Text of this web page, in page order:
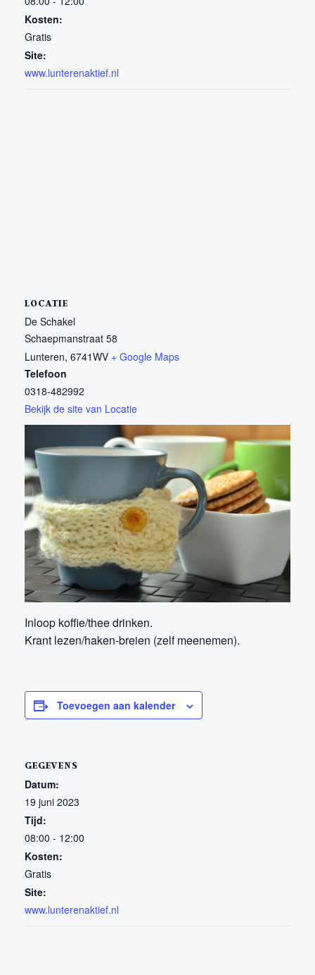
Kosten:
Gratis
Site:
www.lunterenaktief.nl
LOCATIE
De Schakel
Schaepmanstraat 58
Lunteren, 6741WV + Google Maps
Telefoon
0318-482992
Bekijk de site van Locatie
Inloop koffie/thee drinken.
Krant lezen/haken-breien (zelf meenemen).
Toevoegen aan kalender
GEGEVENS
Datum:
19 juni 2023
Tijd:
08:00 - 12:00
Kosten:
Gratis
Site:
www.lunterenaktief.nl